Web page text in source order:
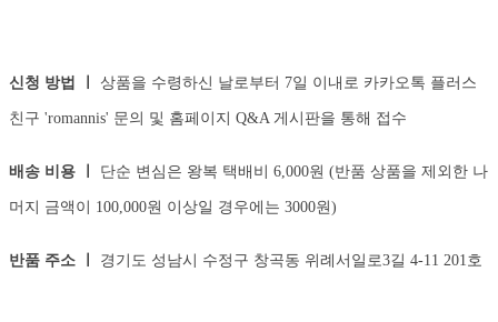
신청 방법 ㅣ 상품을 수령하신 날로부터 7일 이내로 카카오톡 플러스
친구 'romannis' 문의 및 홈페이지 Q&A 게시판을 통해 접수
배송 비용 ㅣ 단순 변심은 왕복 택배비 6,000원 (반품 상품을 제외한 나
머지 금액이 100,000원 이상일 경우에는 3000원)
반품 주소 ㅣ 경기도 성남시 수정구 창곡동 위례서일로3길 4-11 201호